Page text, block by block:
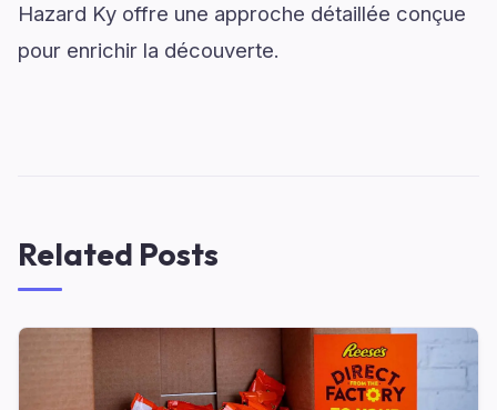
Hazard Ky offre une approche détaillée conçue
pour enrichir la découverte.
Related Posts